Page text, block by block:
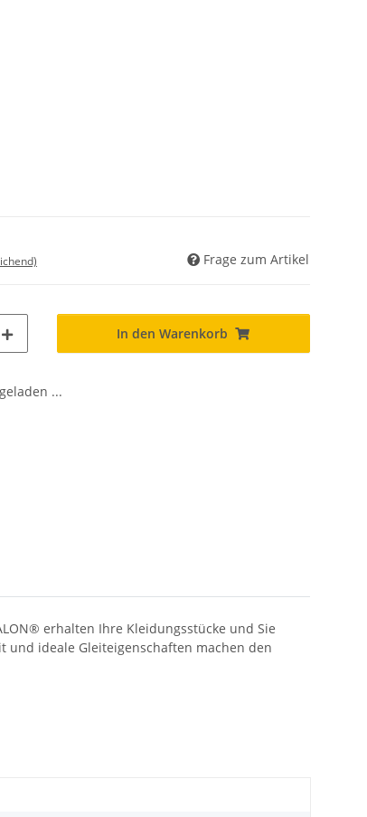
Frage zum Artikel
In den Warenkorb
...
erhalten Ihre Kleidungsstücke und Sie
und ideale Gleiteigenschaften machen den